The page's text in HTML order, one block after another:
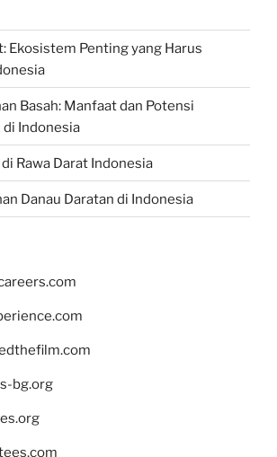
Ekosistem Penting yang Harus
Basah: Manfaat dan Potensi
di Indonesia
Rawa Darat Indonesia
Danau Daratan di Indonesia
bg.org